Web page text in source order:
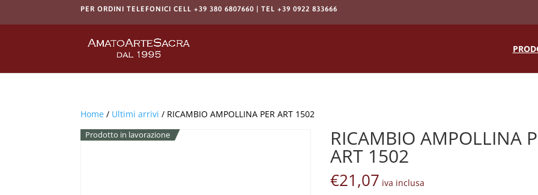
PER ORDINI TELEFONICI CELL +39 380 6807660 | TEL +39 0922 833666
Products
Home / Ultimi arrivi / RICAMBIO AMPOLLINA PER ART 1502
Prodotto in lavorazione RICAMBIO AMPOLLINA
ART 1502
€21,07 iva inclusa